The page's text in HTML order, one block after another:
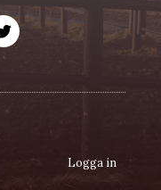
Logga in